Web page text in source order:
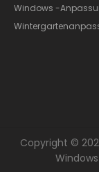
Türen Anpassung
Windows -
Copyright ©